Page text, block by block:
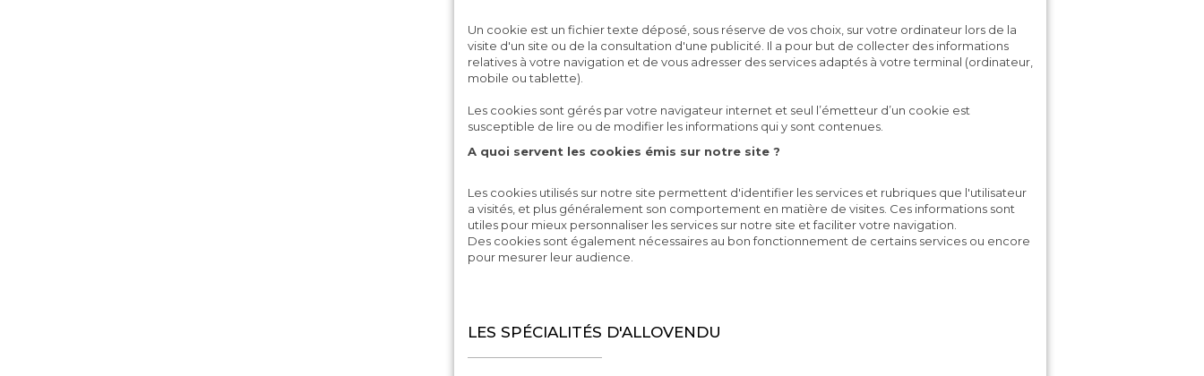
Un cookie est un fichier texte déposé, sous réserve de vos choix, sur votre ordinateur lors de la
visite d'un site ou de la consultation d'une publicité. Il a pour but de collecter des informations
relatives à votre navigation et de vous adresser des services adaptés à votre terminal (ordinateur,
mobile ou tablette).
Les cookies sont gérés par votre navigateur internet et seul l’émetteur d’un cookie est
susceptible de lire ou de modifier les informations qui y sont contenues.
A quoi servent les cookies émis sur notre site ?
Les cookies utilisés sur notre site permettent d'identifier les services et rubriques que l'utilisateur
a visités, et plus généralement son comportement en matière de visites. Ces informations sont
utiles pour mieux personnaliser les services sur notre site et faciliter votre navigation.
Des cookies sont également nécessaires au bon fonctionnement de certains services ou encore
pour mesurer leur audience.
LES SPÉCIALITÉS D'ALLOVENDU